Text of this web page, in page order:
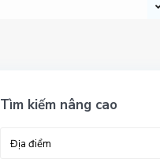
Tìm kiếm nâng cao
Địa điểm